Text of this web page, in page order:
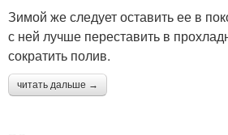
Зимой же следует оставить ее в
с ней лучше переставить в
сократить полив.
читать дальше →